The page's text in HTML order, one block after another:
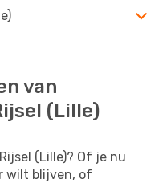
van
(Lille)
(Lille)? Of je nu
wilt blijven, of